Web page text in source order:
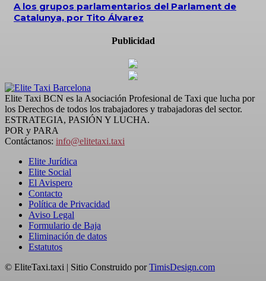
A los grupos parlamentarios del Parlament de
Catalunya, por Tito Álvarez
Publicidad
Elite Taxi BCN es la Asociación Profesional de Taxi que lucha por
los Derechos de todos los trabajadores y trabajadoras del sector.
ESTRATEGIA, PASIÓN Y LUCHA.
POR y PARA
Contáctanos: info@elitetaxi.taxi
Elite Jurídica
Elite Social
El Avispero
Contacto
Política de Privacidad
Aviso Legal
Formulario de Baja
Eliminación de datos
Estatutos
© EliteTaxi.taxi | Sitio Construido porTimisDesign.com